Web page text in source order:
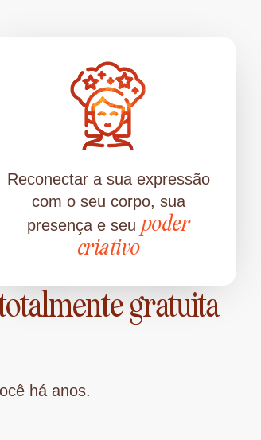
Reconectar a sua expressão
com o seu corpo, sua
presença e seu poder
criativo
gratuita
há anos.